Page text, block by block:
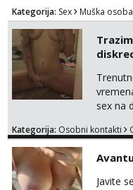
vitke
tip.
Kategorija: Sex Muška
sex na
Kategorija: Osobni kontakti
Javite